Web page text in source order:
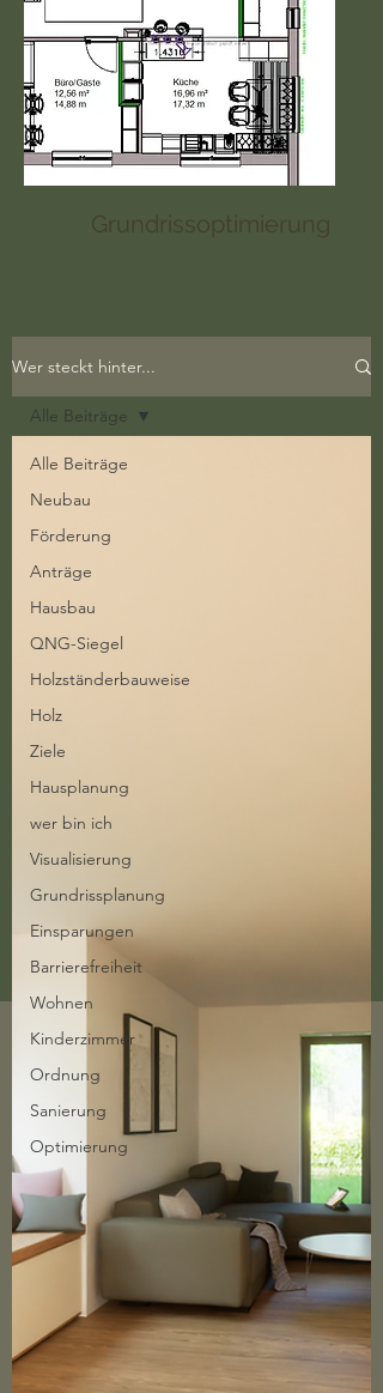
Grundrissoptimierung
Wer steckt hinter...
Alle Beiträge
Neubau
Förderung
Anträge
Hausbau
QNG-Siegel
Holzständerbauweise
Holz
Ziele
Hausplanung
wer bin ich
Visualisierung
Grundrissplanung
Einsparungen
Barrierefreiheit
Wohnen
Kinderzimmer
Ordnung
Sanierung
Optimierung
Alle Beiträge